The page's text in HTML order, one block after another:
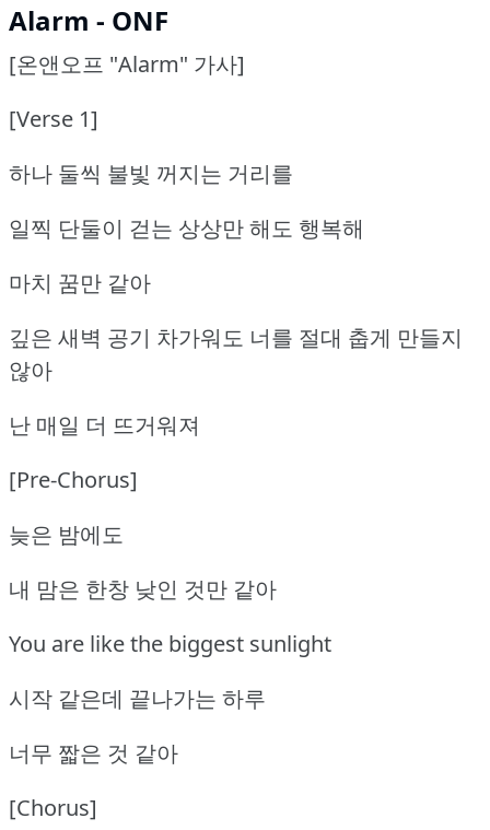
Alarm - ONF
[온앤오프 "Alarm" 가사]
[Verse 1]
하나 둘씩 불빛 꺼지는 거리를
일찍 단둘이 걷는 상상만 해도 행복해
마치 꿈만 같아
깊은 새벽 공기 차가워도 너를 절대 춥게 만들지
않아
난 매일 더 뜨거워져
[Pre-Chorus]
늦은 밤에도
내 맘은 한창 낮인 것만 같아
You are like the biggest sunlight
시작 같은데 끝나가는 하루
너무 짧은 것 같아
[Chorus]